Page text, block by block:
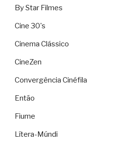
By Star Filmes
Cine 30's
Cinema Clássico
CineZen
Convergência Cinéfila
Então
Fiume
Lítera-Múndi